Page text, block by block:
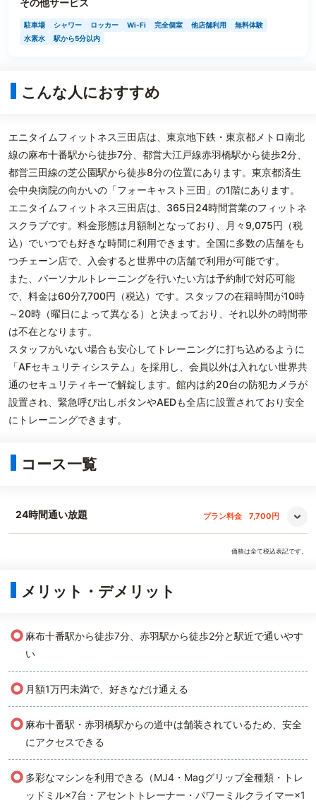
その他サービス
駐車場 シャワー ロッカー Wi-Fi 完全個室 他店舗利用
無料体験
水素水
駅から5分以内
こんな人におすすめ
エニタイムフィットネス三田店は、東京地下鉄・東京都メトロ南北
線の麻布十番駅から徒歩7分、都営大江戸線赤羽橋駅から徒歩2分、
都営三田線の芝公園駅から徒歩8分の位置にあります。東京都済生
会中央病院の向かいの「フォーキャスト三田」の1階にあります。
エニタイムフィットネス三田店は、365日24時間営業のフィットネ
スクラブです。料金形態は月額制となっており、月々9,075円（税
込）でいつでも好きな時間に利用できます。全国に多数の店舗をも
つチェーン店で、入会すると世界中の店舗で利用が可能です。
また、パーソナルトレーニングを行いたい方は予約制で対応可能
で、料金は60分7,700円（税込）です。スタッフの在籍時間が10時
～20時（曜日によって異なる）と決まっており、それ以外の時間帯
は不在となります。
スタッフがいない場合も安心してトレーニングに打ち込めるように
「AFセキュリティシステム」を採用し、会員以外は入れない世界共
通のセキュリティキーで解錠します。館内は約20台の防犯カメラが
設置され、緊急呼び出しボタンやAEDも全店に設置されており安全
にトレーニングできます。
コース一覧
24時間通い放題 プラン料金 7,700円
価格は全て税込表記です。
メリット・デメリット
○ 麻布十番駅から徒歩7分、赤羽駅から徒歩2分と駅近で通いやす
い
○ 月額1万円未満で、好きなだけ通える
○ 麻布十番駅・赤羽橋駅からの道中は舗装されているため、安全
にアクセスできる
○ 多彩なマシンを利用できる（MJ4・Magグリップ全種類・トレ
ッドミル×7台・アセントトレーナー・パワーミルクライマー×1